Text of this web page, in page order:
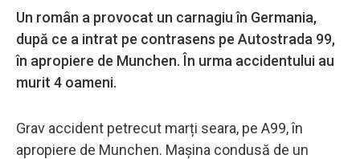
Un român a provocat un carnagiu în Germania,
după ce a intrat pe contrasens pe Autostrada 99,
în apropiere de Munchen. În urma accidentului au
murit 4 oameni.
Grav accident petrecut marți seara, pe A99, în
apropiere de Munchen. Mașina condusă de un